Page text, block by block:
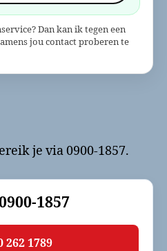
Dan kan ik tegen een
jou contact proberen te
je via 0900-1857.
1857
262 1789